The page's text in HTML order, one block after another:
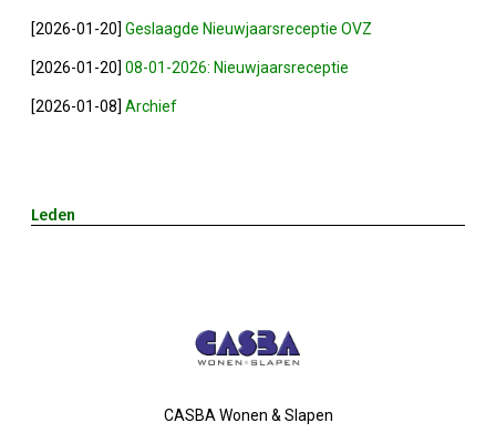
Eerste Zoeterwoudse
Kascontrole
[2026-01-20] Geslaagde Nieuwjaarsreceptie OVZ
[2026-01-20] 08-01-2026: Nieuwjaarsreceptie
[2026-01-08] Archief
Leden
CASBA Wonen & Slapen